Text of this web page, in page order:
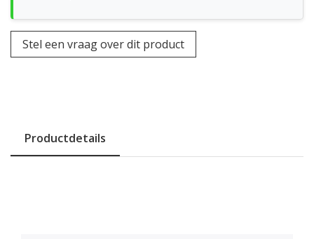
Stel een vraag over dit product
Productdetails